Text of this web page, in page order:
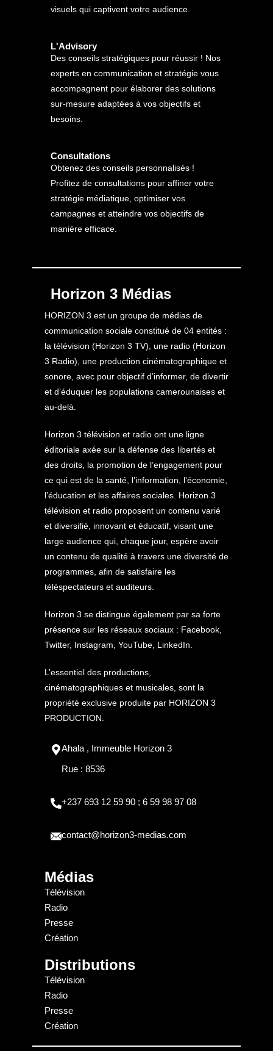
visuels qui captivent votre audience.
L'Advisory
Des conseils stratégiques pour réussir ! Nos
experts en communication et stratégie vous
accompagnent pour élaborer des solutions
sur-mesure adaptées à vos objectifs et
besoins.
Consultations
Obtenez des conseils personnalisés !
Profitez de consultations pour affiner votre
stratégie médiatique, optimiser vos
campagnes et atteindre vos objectifs de
manière efficace.
Horizon 3 Médias
HORIZON 3 est un groupe de médias de
communication sociale constitué de 04 entités :
la télévision (Horizon 3 TV), une radio (Horizon
3 Radio), une production cinématographique et
sonore, avec pour objectif d’informer, de divertir
et d’éduquer les populations camerounaises et
au-delà.
Horizon 3 télévision et radio ont une ligne
éditoriale axée sur la défense des libertés et
des droits, la promotion de l’engagement pour
ce qui est de la santé, l’information, l’économie,
l’éducation et les affaires sociales. Horizon 3
télévision et radio proposent un contenu varié
et diversifié, innovant et éducatif, visant une
large audience qui, chaque jour, espère avoir
un contenu de qualité à travers une diversité de
programmes, afin de satisfaire les
téléspectateurs et auditeurs.
Horizon 3 se distingue également par sa forte
présence sur les réseaux sociaux : Facebook,
Twitter, Instagram, YouTube, LinkedIn.
L’essentiel des productions,
cinématographiques et musicales, sont la
propriété exclusive produite par HORIZON 3
PRODUCTION.
Ahala , Immeuble Horizon 3
Rue : 8536
+237 693 12 59 90 ; 6 59 98 97 08
contact@horizon3-medias.com
Médias
Télévision
Radio
Presse
Création
Distributions
Télévision
Radio
Presse
Création